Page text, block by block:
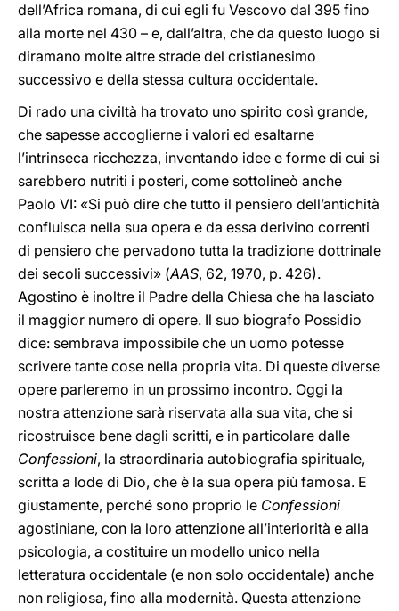
dell’Africa romana, di cui egli fu Vescovo dal 395 fino
alla morte nel 430 – e, dall’altra, che da questo luogo si
diramano molte altre strade del cristianesimo
successivo e della stessa cultura occidentale.
Di rado una civiltà ha trovato uno spirito così grande,
che sapesse accoglierne i valori ed esaltarne
l’intrinseca ricchezza, inventando idee e forme di cui si
sarebbero nutriti i posteri, come sottolineò anche
Paolo VI: «Si può dire che tutto il pensiero dell’antichità
confluisca nella sua opera e da essa derivino correnti
di pensiero che pervadono tutta la tradizione dottrinale
dei secoli successivi» (AAS, 62, 1970, p. 426).
Agostino è inoltre il Padre della Chiesa che ha lasciato
il maggior numero di opere. Il suo biografo Possidio
dice: sembrava impossibile che un uomo potesse
scrivere tante cose nella propria vita. Di queste diverse
opere parleremo in un prossimo incontro. Oggi la
nostra attenzione sarà riservata alla sua vita, che si
ricostruisce bene dagli scritti, e in particolare dalle
Confessioni, la straordinaria autobiografia spirituale,
scritta a lode di Dio, che è la sua opera più famosa. E
giustamente, perché sono proprio le Confessioni
agostiniane, con la loro attenzione all’interiorità e alla
psicologia, a costituire un modello unico nella
letteratura occidentale (e non solo occidentale) anche
non religiosa, fino alla modernità. Questa attenzione